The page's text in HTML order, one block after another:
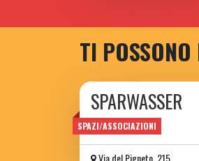
TI POSSONO
SPAZI/ASSOCIAZIONI
SPARWASSER
circolo ARCI